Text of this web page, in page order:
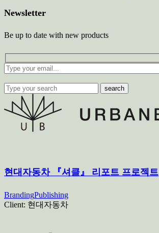
Newsletter
Be up to date with new products
search
현대자동차 『셔클』 리포트 프로젝트
BrandingPublishing
Client: 현대자동차